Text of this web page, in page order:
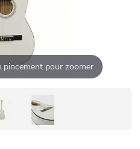
pour zoomer